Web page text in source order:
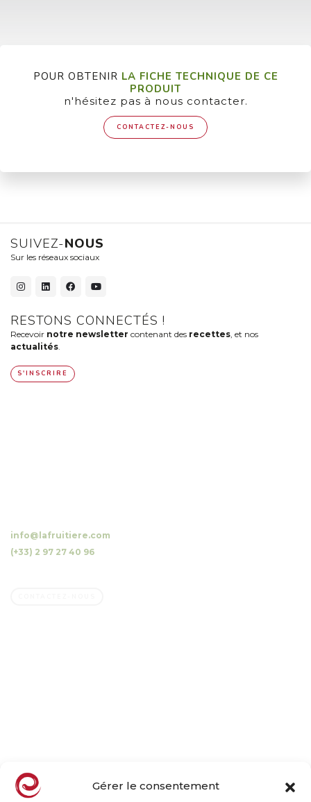
Gérer le consentement
POUR OBTENIR LA FICHE TECHNIQUE DE CE
PRODUIT
n'hésitez pas à nous contacter.
CONTACTEZ-NOUS
SUIVEZ-NOUS
Sur les réseaux sociaux
RESTONS CONNECTÉS !
Recevoir notre newsletter contenant des recettes , et nos
actualités
S'INSCRIRE
info@lafruitiere.com
(+33) 2 97 27 40 96
Notre offre